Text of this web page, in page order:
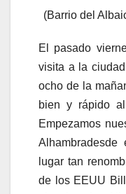
(Barrio del
El pasado
visita a la
ocho de la
bien y rápido
Empezamos
Alhambradesde
lugar tan
de los EEUU